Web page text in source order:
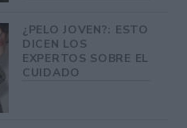
¿PELO JOVEN?: ESTO
DICEN LOS
EXPERTOS SOBRE EL
CUIDADO